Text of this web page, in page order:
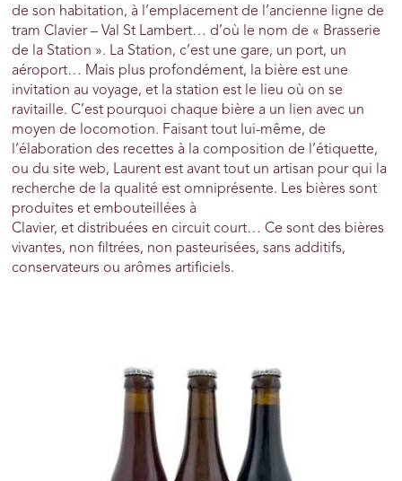
de son habitation, à l’emplacement de l’ancienne ligne de
tram Clavier – Val St Lambert… d’où le nom de « Brasserie
de la Station ». La Station, c’est une gare, un port, un
aéroport… Mais plus profondément, la bière est une
invitation au voyage, et la station est le lieu où on se
ravitaille. C’est pourquoi chaque bière a un lien avec un
moyen de locomotion. Faisant tout lui-même, de
l’élaboration des recettes à la composition de l’étiquette,
ou du site web, Laurent est avant tout un artisan pour qui la
recherche de la qualité est omniprésente. Les bières sont
produites et embouteillées à
Clavier, et distribuées en circuit court… Ce sont des bières
vivantes, non filtrées, non pasteurisées, sans additifs,
conservateurs ou arômes artificiels.